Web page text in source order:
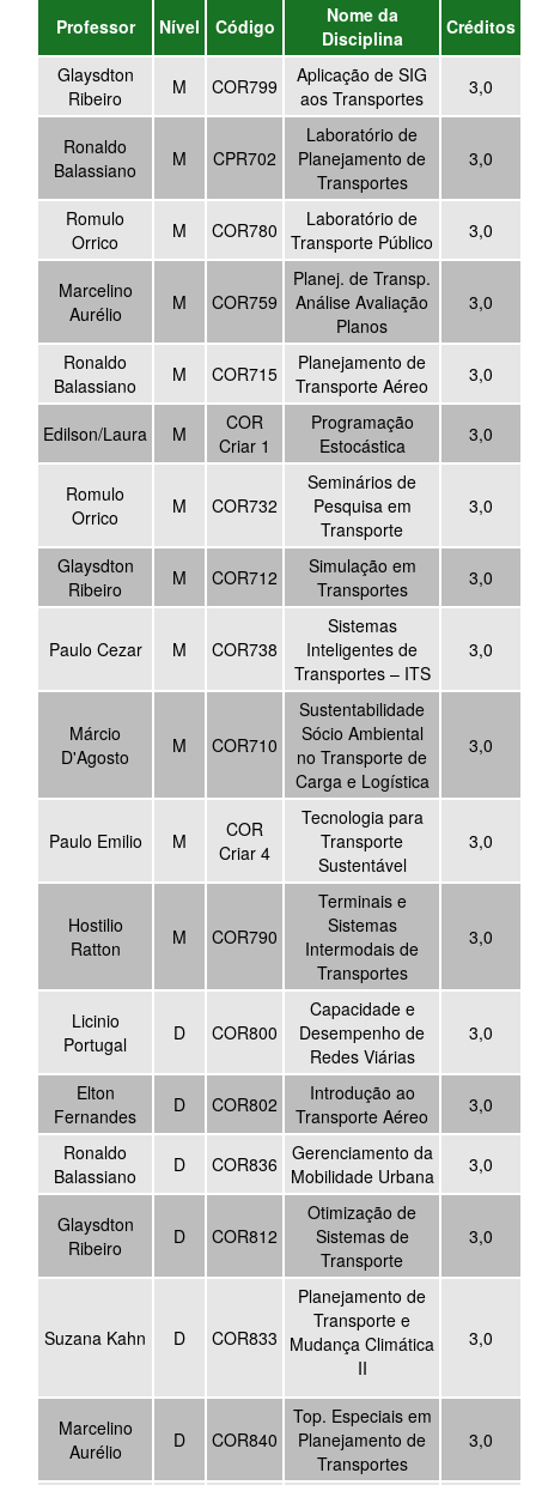
Professor Nível Código
Nome da
Disciplina
Créditos
Glaysdton
Ribeiro
M COR799
Aplicação de SIG
aos Transportes
3,0
Ronaldo
Balassiano
M CPR702
Laboratório de
Planejamento de
Transportes
3,0
Romulo
Orrico
M COR780
Laboratório de
Transporte Público
3,0
Marcelino
Aurélio
M COR759
Planej. de Transp.
Análise Avaliação
Planos
3,0
Ronaldo
Balassiano
M COR715
Planejamento de
Transporte Aéreo
3,0
Edilson/Laura M
COR
Criar 1
Programação
Estocástica
3,0
Romulo
Orrico
M COR732
Seminários de
Pesquisa em
Transporte
3,0
Glaysdton
Ribeiro
M COR712
Simulação em
Transportes
3,0
Paulo Cezar M COR738
Sistemas
Inteligentes de
Transportes – ITS
3,0
Márcio
D'Agosto
M COR710
Sustentabilidade
Sócio Ambiental
no Transporte de
Carga e Logística
3,0
Paulo Emilio M
COR
Criar 4
Tecnologia para
Transporte
Sustentável
3,0
Hostilio
Ratton
M COR790
Terminais e
Sistemas
Intermodais de
Transportes
3,0
Licinio
Portugal
D COR800
Capacidade e
Desempenho de
Redes Viárias
3,0
Elton
Fernandes
D COR802
Introdução ao
Transporte Aéreo
3,0
Ronaldo
Balassiano
D COR836
Gerenciamento da
Mobilidade Urbana
3,0
Glaysdton
Ribeiro
D COR812
Otimização de
Sistemas de
Transporte
3,0
Suzana Kahn D COR833
Planejamento de
Transporte e
Mudança Climática
II
3,0
Marcelino
Aurélio
D COR840
Top. Especiais em
Planejamento de
Transportes
3,0